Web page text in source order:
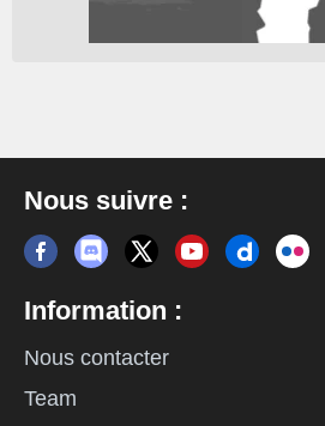
Nous suivre :
Information :
Nous contacter
Team